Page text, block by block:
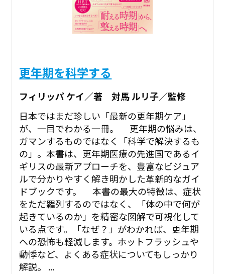
更年期を科学する
フィリッパ ケイ／著 対馬 ルリ子／監修
日本ではまだ珍しい「最新の更年期ケア」
が、一目でわかる一冊。 更年期の悩みは、
ガマンするものではなく「科学で解決するも
の」。本書は、更年期医療の先進国であるイ
ギリスの最新アプローチを、豊富なビジュア
ルで分かりやすく解き明かした革新的なガイ
ドブックです。 本書の最大の特徴は、症状
をただ羅列するのではなく、「体の中で何が
起きているのか」を精密な図解で可視化して
いる点です。「なぜ？」がわかれば、更年期
への恐怖も軽減します。ホットフラッシュや
動悸など、よくある症状についてもしっかり
解説。 ...